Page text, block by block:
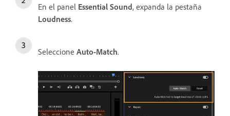
En el panel Essential Sound, expanda la pestaña
Loudness.
Seleccione Auto-Match.